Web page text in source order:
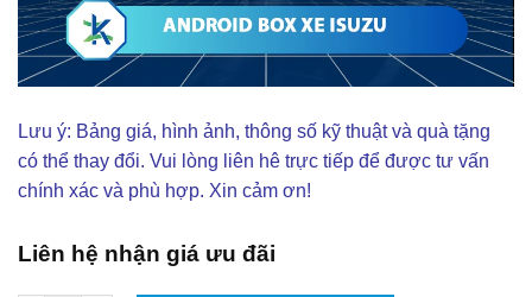
Lưu ý: Bảng giá, hình ảnh, thông số kỹ thuật và quà tặng
có thể thay đổi. Vui lòng liên hê trực tiếp để được tư vấn
chính xác và phù hợp. Xin cảm ơn!
Liên hệ nhận giá ưu đãi